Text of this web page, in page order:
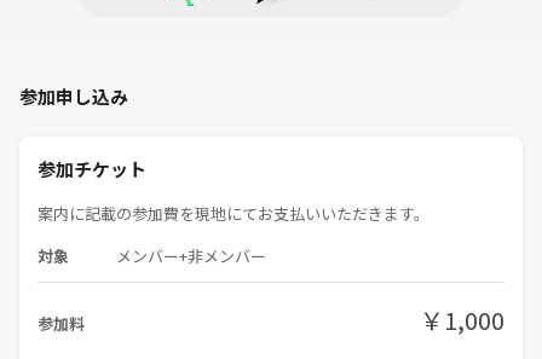
参加申し込み
参加チケット
案内に記載の参加費を現地にてお支払いいただきます。
対象 メンバー+非メンバー
参加料 ￥1,000